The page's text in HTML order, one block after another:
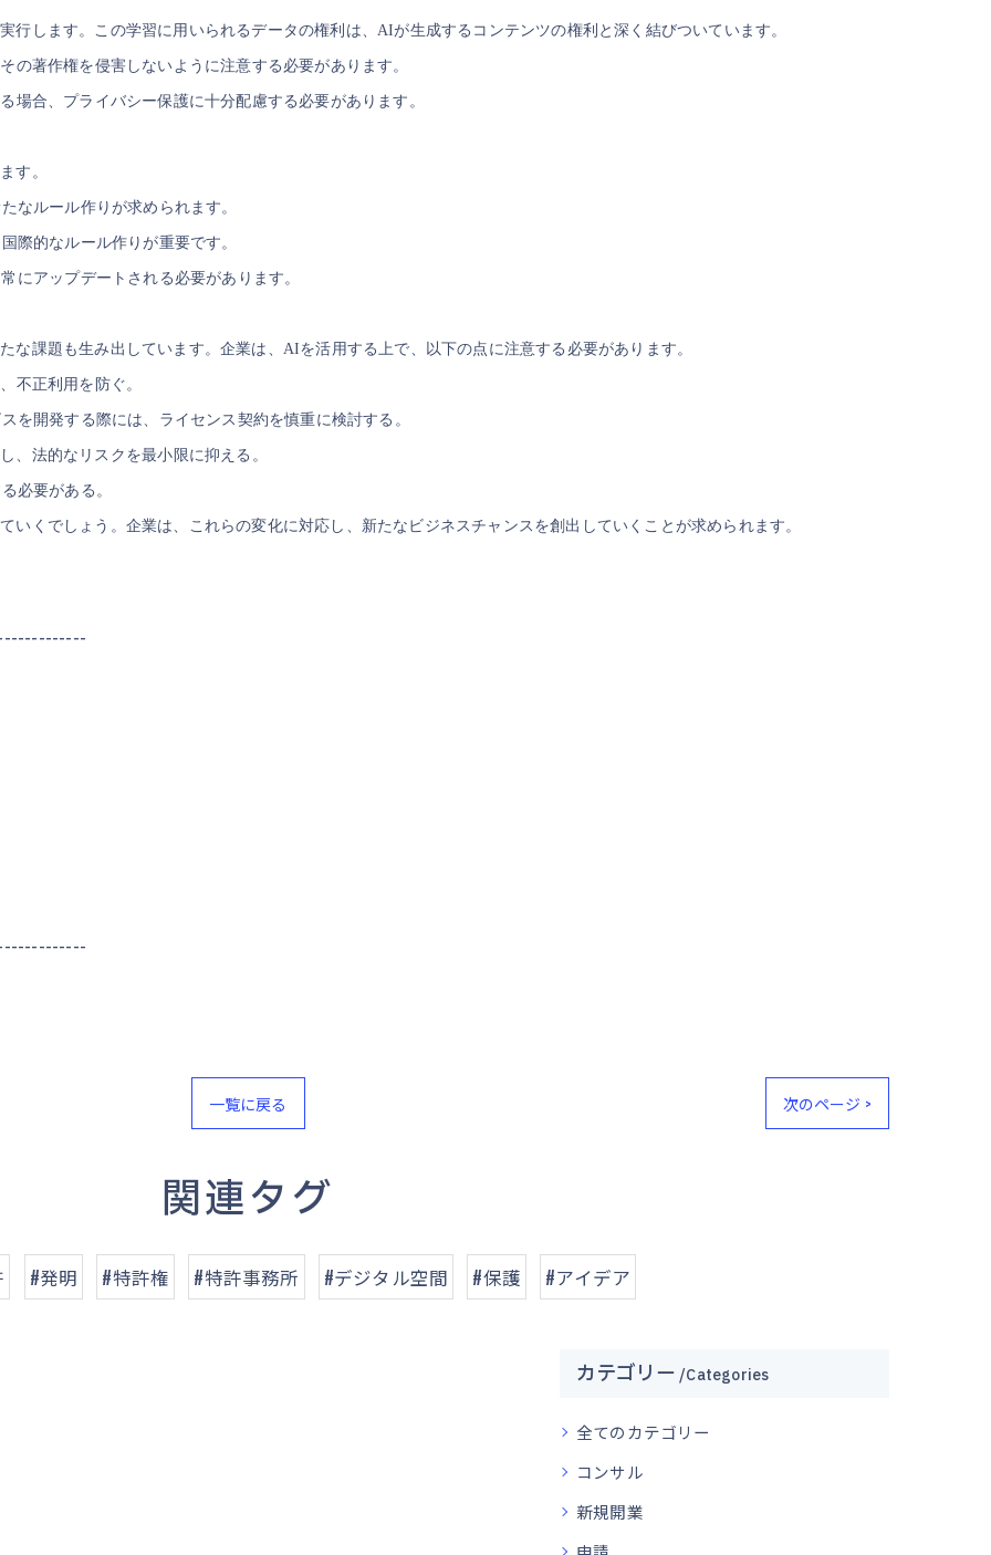
行します。この学習に用いられるデータの権利は、AIが生成するコンテンツの権利と深く結びついています。
の著作権を侵害しないように注意する必要があります。
場合、プライバシー保護に十分配慮する必要があります。
す。
なルール作りが求められます。
際的なルール作りが重要です。
にアップデートされる必要があります。
課題も生み出しています。企業は、AIを活用する上で、以下の点に注意する必要があります。
不正利用を防ぐ。
を開発する際には、ライセンス契約を慎重に検討する。
、法的なリスクを最小限に抑える。
必要がある。
くでしょう。企業は、これらの変化に対応し、新たなビジネスチャンスを創出していくことが求められます。
一覧に戻る 次のページ >
関連タグ
#発明 #特許権 #特許事務所 #デジタル空間 #保護 #アイデア
カテゴリー Categories
全てのカテゴリー
コンサル
新規開業